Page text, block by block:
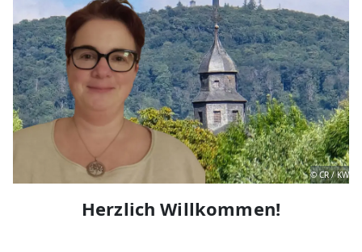
© CR / KW
Herzlich Willkommen!